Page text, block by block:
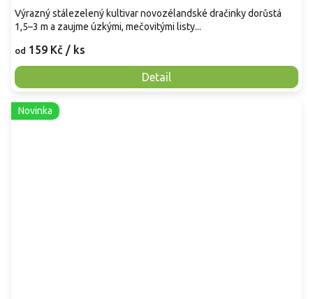
od 159 Kč / ks
Detail
Výrazný stálezelený kultivar novozélandské dračinky dorůstá
1,5–3 m a zaujme úzkými, mečovitými listy...
Novinka